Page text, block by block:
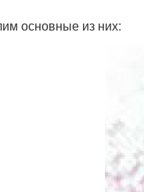
основные из них: